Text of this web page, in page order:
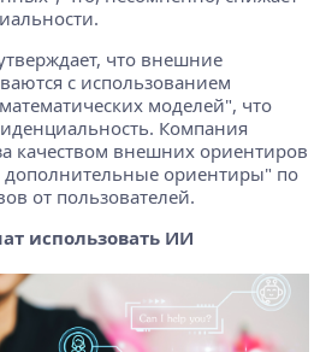
что внешние
с использованием
моделей", что
Компания
качеством внешних ориентиров
дополнительные ориентиры" по
от пользователей.
использовать ИИ